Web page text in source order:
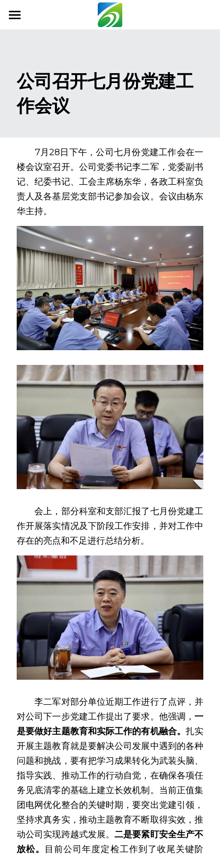
新闻资讯
信息公开
业务范围
科技创新
联系我们
搜索
公司召开七月份党建工
作会议
7月28日下午，公司七月份党建工作会在一
楼会议室召开。公司党委书记李二军，党委副书
记、纪委书记、工会主席杨东华，各政工科室负
责人及各基层党支部书记参加会议。会议由杨东
华主持。
会上，部分科室和支部汇报了七月份党建工
作开展落实情况及下阶段工作安排，并对工作中
存在的亮点和不足进行总结分析。
李二军对部分单位近期工作进行了点评，并
对公司下一步党建工作提出了要求。他强调， 一
是要做好主题教育和实际工作的有机融合。 扎实
开展主题教育就是要解决公司发展中遇到的各种
问题和挑战，要有把学习成果转化为武装头脑、
指导实践、推动工作的行动自觉，在确保各项任
务见底清零的基础上建立长效机制。当前正值集
团电网优化整合的关键时期，要突出党建引领，
坚持求真务实，推动主题教育不断取得实效，推
动公司实现跨越式发展。二是要紧盯安全生产不
放松。 目前公司年度定检工作到了收尾关键阶